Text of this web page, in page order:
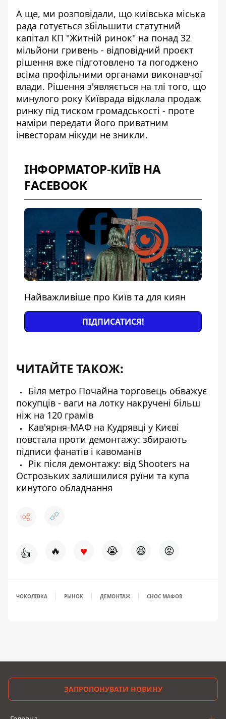
А ще, ми розповідали, що київська міська
рада готується збільшити статутний
капітал КП "Житній ринок" на понад 32
мільйони гривень - відповідний проєкт
рішення вже підготовлено та погоджено
всіма профільними органами виконавчої
влади. Рішення з'являється на тлі того, що
минулого року Київрада відклала продаж
ринку під тиском громадськості - проте
наміри передати його приватним
інвесторам нікуди не зникли.
ІНФОРМАТОР-КИЇВ НА
FACEBOOK
Найважливіше про Київ та для киян
ПІДПИСАТИСЯ!
ЧИТАЙТЕ ТАКОЖ:
Біля метро Почайна торговець обважує
покупців - ваги на лотку накручені більш
ніж на 120 грамів
Кав'ярня-МАФ на Кудрявці у Києві
повстала проти демонтажу: збирають
підписи фанатів і кавоманів
Рік після демонтажу: від Shooters на
Острозьких залишилися руїни та купа
кинутого обладнання
👍 🔥 ♥ 😭 😆 😡
ЧОКОЛІВКА РЫНОК ДЕМОНТАЖ СНОС МАФОВ
ЗАПРОПОНУВАТИ НОВИНУ